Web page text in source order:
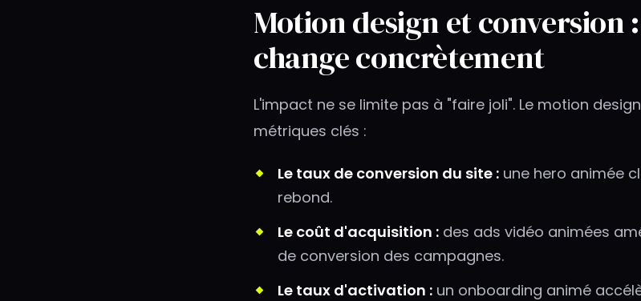
Motion design et conversion
change concrètement
L'impact ne se limite pas à "faire joli". Le motion
métriques clés :
Le taux de conversion du site : une hero animée
rebond.
Le coût d'acquisition : des ads vidéo animées
de conversion des campagnes.
Le taux d'activation : un onboarding animé